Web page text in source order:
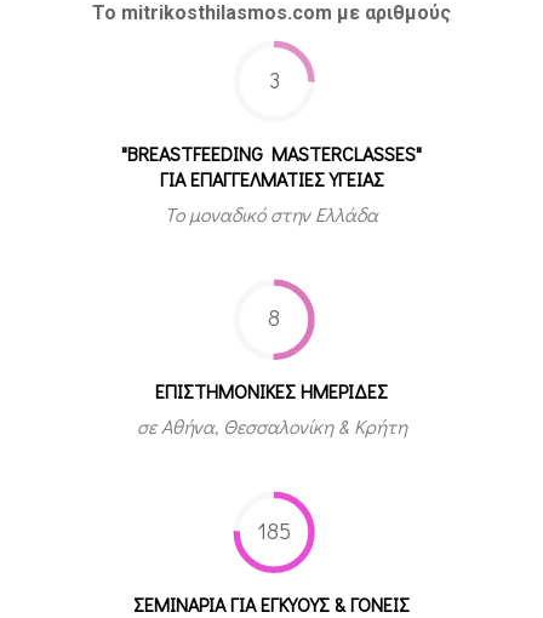
Το mitrikosthilasmos.com με αριθμούς
3
"BREASTFEEDING MASTERCLASSES"
ΓΙΑ ΕΠΑΓΓΕΛΜΑΤΙΕΣ ΥΓΕΙΑΣ
Το μοναδικό στην Ελλάδα
8
ΕΠΙΣΤΗΜΟΝΙΚΕΣ ΗΜΕΡΙΔΕΣ
σε Αθήνα, Θεσσαλονίκη & Κρήτη
185
ΣΕΜΙΝΑΡΙΑ ΓΙΑ ΕΓΚΥΟΥΣ & ΓΟΝΕΙΣ